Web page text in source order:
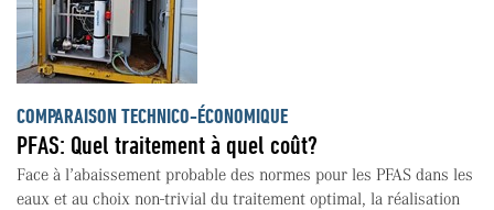
COMPARAISON TECHNICO-ÉCONOMIQUE
PFAS: Quel traitement à quel coût?
Face à l’abaissement probable des normes pour les PFAS dans les
eaux et au choix non-trivial du traitement optimal, la réalisation